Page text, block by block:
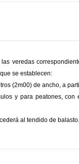
veredas
se establecen:
(2m00) de ancho, a
y para peatones,
al tendido de balasto.